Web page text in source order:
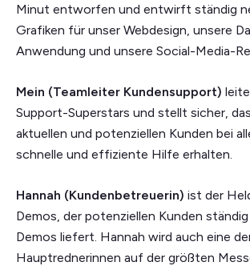
Minut entworfen und entwirft ständig
Grafiken für unser Webdesign, unsere
Anwendung und unsere Social-Media-
Mein (Teamleiter Kundensupport)
Support-Superstars und stellt sicher,
aktuellen und potenziellen Kunden bei
schnelle und effiziente Hilfe erhalten.
Hannah (Kundenbetreuerin) ist der
Demos, der potenziellen Kunden
Demos liefert. Hannah wird auch eine
Hauptrednerinnen auf der größten